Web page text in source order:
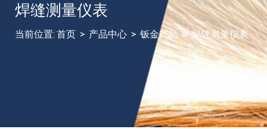
焊缝测量仪表
当前位置: 首页 > 产品中心 > 钣金产品>焊缝测量仪表